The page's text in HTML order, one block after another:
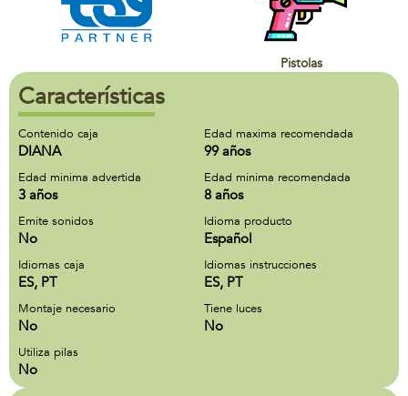
Pistolas
Características
Contenido caja
DIANA
Edad maxima recomendada
99 años
Edad minima advertida
3 años
Edad minima recomendada
8 años
Emite sonidos
No
Idioma producto
Español
Idiomas caja
ES, PT
Idiomas instrucciones
ES, PT
Montaje necesario
No
Tiene luces
No
Utiliza pilas
No